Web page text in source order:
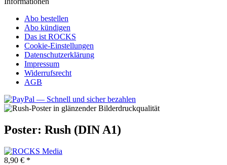
Abo bestellen
Abo kündigen
Das ist ROCKS
Cookie-Einstellungen
Datenschutzerklärung
Impressum
Widerrufsrecht
AGB
Poster: Rush (DIN A1)
8,90 € *